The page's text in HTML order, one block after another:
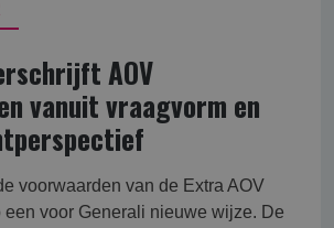
AOV
vanuit vraagvorm en
voorwaarden van de Extra AOV
een voor Generali nieuwe wijze. De